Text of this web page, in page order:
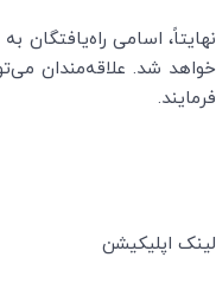
خواهد شد. علاقه‌مندان
فرمایند.
لینک اپلیکیشن